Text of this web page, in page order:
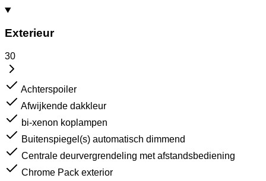
Exterieur
30
Achterspoiler
Afwijkende dakkleur
bi-xenon koplampen
Buitenspiegel(s) automatisch dimmend
Centrale deurvergrendeling met afstandsbediening
Chrome Pack exterior